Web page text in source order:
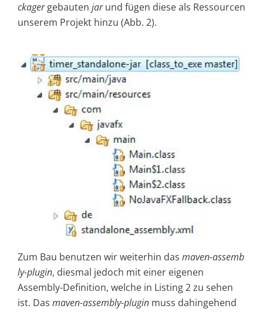
ckagergebauten jarund fügen diese als Ressourcen
unserem Projekt hinzu (Abb. 2).
Zum Bau benutzen wir weiterhin das maven-assemb
ly-plugin, diesmal jedoch mit einer eigenen
Assembly-Definition, welche in Listing 2 zu sehen
ist. Das maven-assembly-plugin muss dahingehend